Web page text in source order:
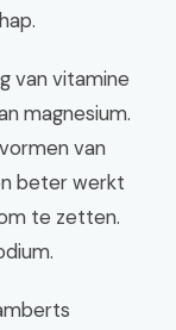
van vitamine
magnesium.
van
beter werkt
te zetten.